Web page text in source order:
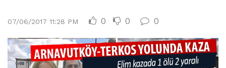
07/06/2017 11:28 PM 0 0 0